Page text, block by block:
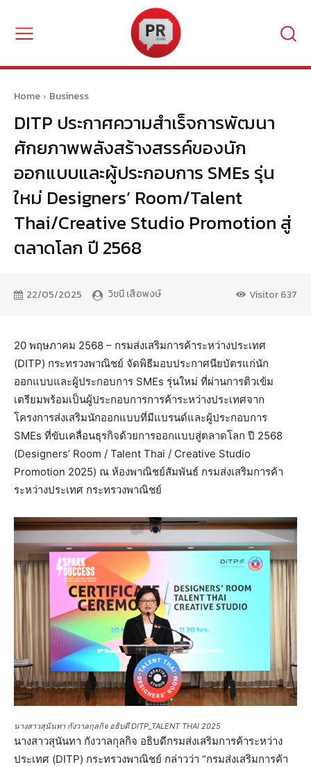
Home Business
DITP ประกาศความสำเร็จการพัฒนา
ศักยภาพพลังสร้างสรรค์ของนัก
ออกแบบและผู้ประกอบการ SMEs รุ่น
ใหม่ Designers’ Room/Talent
Thai/Creative Studio Promotion สู่
ตลาดโลก ปี 2568
22/05/2025 วิชนี เสือพงษ์ Visitor637
20 พฤษภาคม 2568 – กรมส่งเสริมการค้าระหว่างประเทศ
(DITP) กระทรวงพาณิชย์ จัดพิธีมอบประกาศนียบัตรแก่นัก
ออกแบบและผู้ประกอบการ SMEs รุ่นใหม่ ที่ผ่านการติวเข้ม
เตรียมพร้อมเป็นผู้ประกอบการการค้าระหว่างประเทศจาก
โครงการส่งเสริมนักออกแบบที่มีแบรนด์และผู้ประกอบการ
SMEs ที่ขับเคลื่อนธุรกิจด้วยการออกแบบสู่ตลาดโลก ปี 2568
(Designers’ Room / Talent Thai / Creative Studio
Promotion 2025) ณ ห้องพาณิชย์สัมพันธ์ กรมส่งเสริมการค้า
ระหว่างประเทศ กระทรวงพาณิชย์
นางสาวสุนันทา กังวาลกุลกิจ อธิบดี DITP_TALENT THAI 2025
นางสาวสุนันทา กังวาลกุลกิจ อธิบดีกรมส่งเสริมการค้าระหว่าง
ประเทศ (DITP) กระทรวงพาณิชย์ กล่าวว่า “กรมส่งเสริมการค้า